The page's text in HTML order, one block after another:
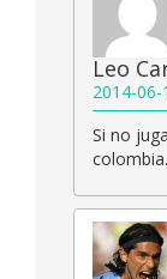
Leo
2014-06-
Si no